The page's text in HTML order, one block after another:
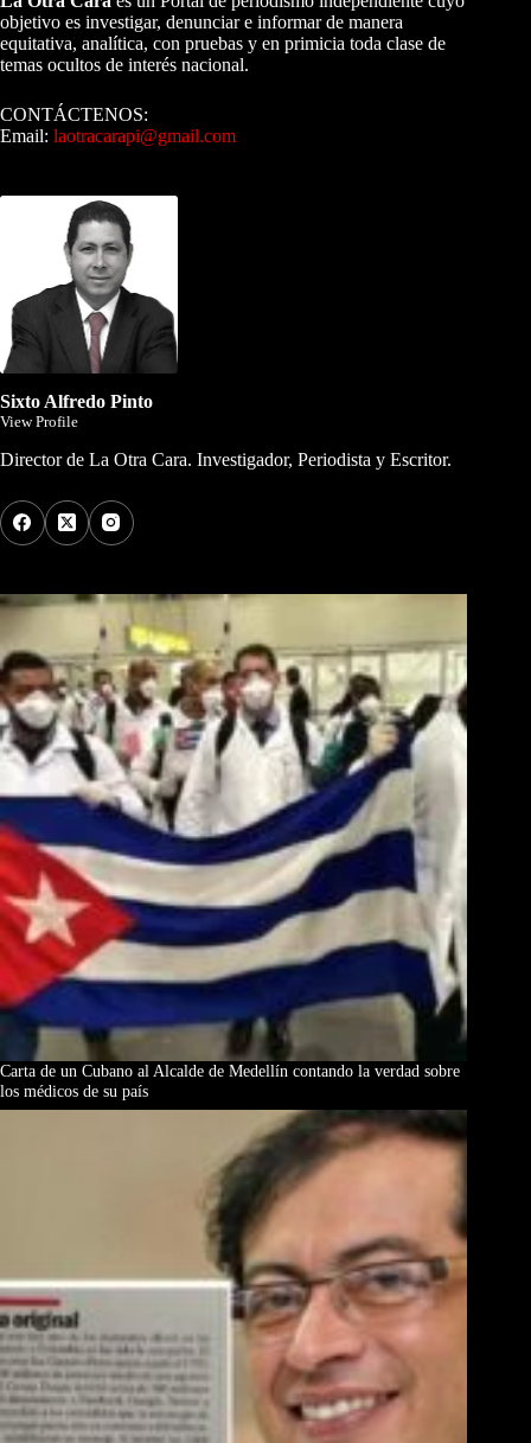
objetivo es investigar, denunciar e informar de manera
equitativa, analítica, con pruebas y en primicia toda clase de
temas ocultos de interés nacional.
CONTÁCTENOS:
Email: laotracarapi@gmail.com
Sixto Alfredo Pinto
View Profile
Director de La Otra Cara. Investigador, Periodista y Escritor.
Carta de un Cubano al Alcalde de Medellín contando la verdad sobre
los médicos de su país